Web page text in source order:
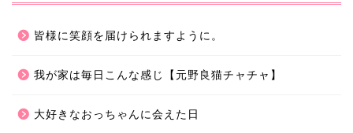
皆様に笑顔を届けられますように。
我が家は毎日こんな感じ【元野良猫チャチャ】
大好きなおっちゃんに会えた日